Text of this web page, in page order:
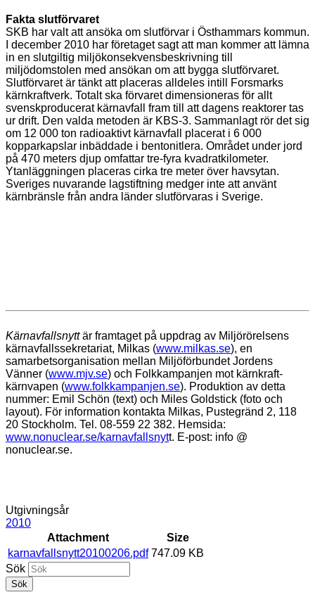
Fakta slutförvaret
SKB har valt att ansöka om slutförvar i Östhammars kommun.
I december 2010 har företaget sagt att man kommer att lämna
in en slutgiltig miljökonsekvensbeskrivning till
miljödomstolen med ansökan om att bygga slutförvaret.
Slutförvaret är tänkt att placeras alldeles intill Forsmarks
kärnkraftverk. Totalt ska förvaret dimensioneras för allt
svenskproducerat kärnavfall fram till att dagens reaktorer tas
ur drift. Den valda metoden är KBS-3. Sammanlagt rör det sig
om 12 000 ton radioaktivt kärnavfall placerat i 6 000
kopparkapslar inbäddade i bentonitlera. Området under jord
på 470 meters djup omfattar tre-fyra kvadratkilometer.
Ytanläggningen placeras cirka tre meter över havsytan.
Sveriges nuvarande lagstiftning medger inte att använt
kärnbränsle från andra länder slutförvaras i Sverige.
Kärnavfallsnyttär framtaget på uppdrag av Miljörörelsens
kärnavfallssekretariat, Milkas (www.milkas.se), en
samarbetsorganisation mellan Miljöförbundet Jordens
Vänner (www.mjv.se) och Folkkampanjen mot kärnkraft-
kärnvapen (www.folkkampanjen.se). Produktion av detta
nummer: Emil Schön (text) och Miles Goldstick (foto och
layout). För information kontakta Milkas, Pustegränd 2, 118
20 Stockholm. Tel. 08-559 22 382. Hemsida:
www.nonuclear.se/karnavfallsnytt. E-post: info @
nonuclear.se.
Utgivningsår
2010
Attachment
Size
karnavfallsnytt20100206.pdf 747.09 KB
Sök